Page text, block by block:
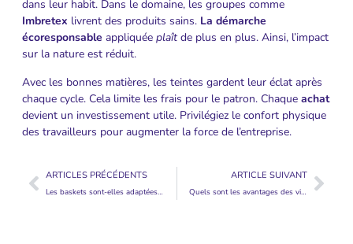
dans leur habit. Dans le domaine, les groupes comme
Imbretex livrent des produits sains. La démarche
écoresponsable appliquée plaîtde plus en plus. Ainsi, l’impact
sur la nature est réduit.
Avec les bonnes matières, les teintes gardent leur éclat après
chaque cycle. Cela limite les frais pour le patron. Chaque achat
devient un investissement utile. Privilégiez le confort physique
des travailleurs pour augmenter la force de l’entreprise.
ARTICLES PRÉCÉDENTS
Les baskets sont-elles adaptées à l’hiver ?
ARTICLE SUIVANT
Quels sont les avantages des vitres teintées en verre trempé ?